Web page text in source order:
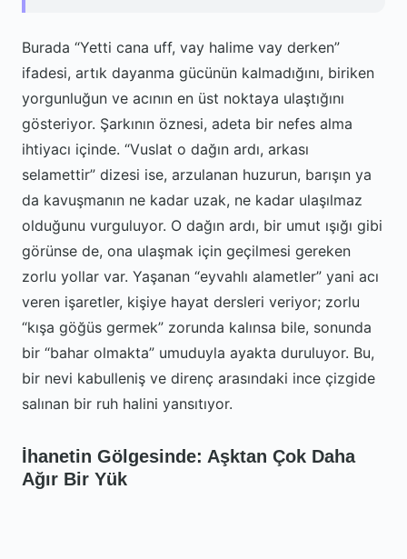
Burada “Yetti cana uff, vay halime vay derken”
ifadesi, artık dayanma gücünün kalmadığını, biriken
yorgunluğun ve acının en üst noktaya ulaştığını
gösteriyor. Şarkının öznesi, adeta bir nefes alma
ihtiyacı içinde. “Vuslat o dağın ardı, arkası
selamettir” dizesi ise, arzulanan huzurun, barışın ya
da kavuşmanın ne kadar uzak, ne kadar ulaşılmaz
olduğunu vurguluyor. O dağın ardı, bir umut ışığı gibi
görünse de, ona ulaşmak için geçilmesi gereken
zorlu yollar var. Yaşanan “eyvahlı alametler” yani acı
veren işaretler, kişiye hayat dersleri veriyor; zorlu
“kışa göğüs germek” zorunda kalınsa bile, sonunda
bir “bahar olmakta” umuduyla ayakta duruluyor. Bu,
bir nevi kabulleniş ve direnç arasındaki ince çizgide
salınan bir ruh halini yansıtıyor.
İhanetin Gölgesinde: Aşktan Çok Daha
Ağır Bir Yük